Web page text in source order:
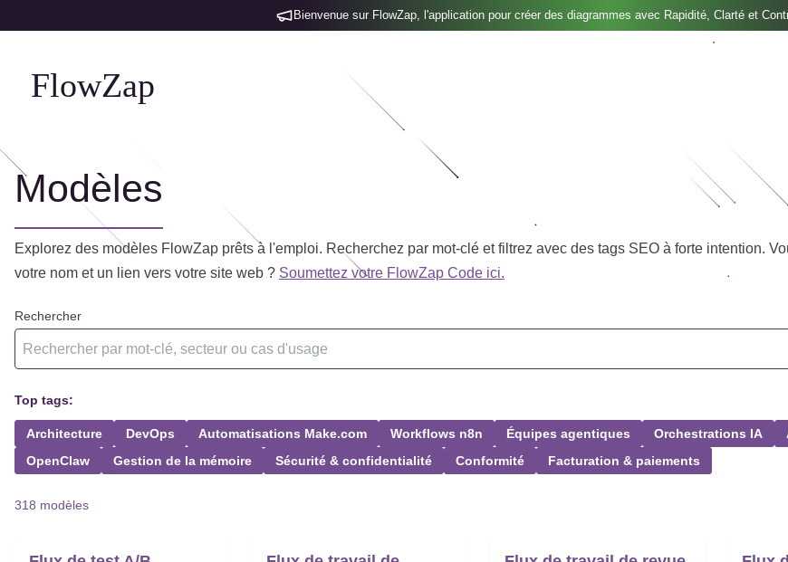
Bienvenue sur FlowZap, l'application pour créer des diagrammes avec Rapidité, Clarté et
FlowZap
Modèles
Explorez des modèles FlowZap prêts à l'emploi. Recherchez par mot-clé et filtrez avec des tags SEO à forte intention.
votre nom et un lien vers votre site web ? Soumettez votre FlowZap Code ici.
Rechercher
Top tags:
Architecture DevOps Automatisations Make.com Workflows n8n Équipes agentiques Orchestrations IA
OpenClaw
Gestion de la mémoire Sécurité & confidentialité Conformité Facturation & paiements
318 modèles